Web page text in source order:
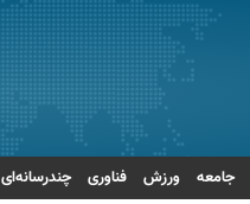
جامعه ورزش فناوری چندرسانه‌ای